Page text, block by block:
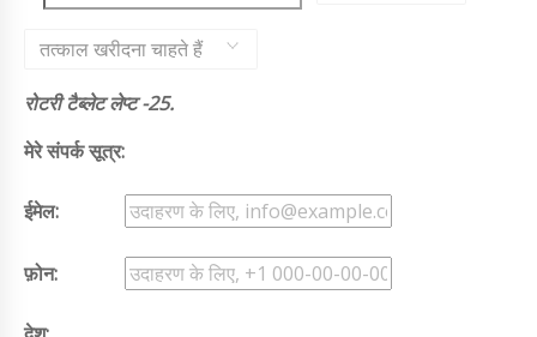
तत्काल खरीदना चाहते हैं
रोटरी टैब्लेट लेप्ट -25.
मेरे संपर्क सूत्र:
ईमेल:
फ़ोन: